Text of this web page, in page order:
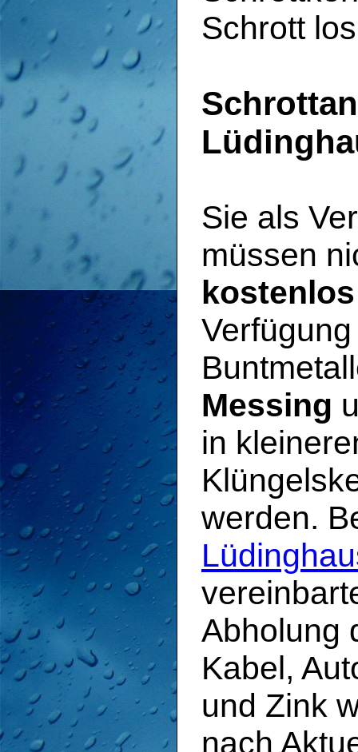
Schrott
Sie als
müssen
Messing
in
werden.
Abholung
Kabel,
und Zink
nach